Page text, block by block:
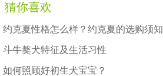
猜你喜欢
约克夏性格怎么样？约克夏的选购须知
斗牛獒犬特征及生活习性
如何照顾好初生犬宝宝？